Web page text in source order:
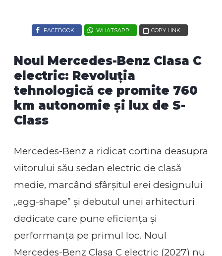
FACEBOOK WHATSAPP COPY LINK
Noul Mercedes-Benz Clasa C
electric: Revoluția
tehnologică ce promite 760
km autonomie și lux de S-
Class
Mercedes-Benz a ridicat cortina deasupra
viitorului său sedan electric de clasă
medie, marcând sfârșitul erei designului
„egg-shape” și debutul unei arhitecturi
dedicate care pune eficiența și
performanța pe primul loc. Noul
Mercedes-Benz Clasa C electric (2027) nu